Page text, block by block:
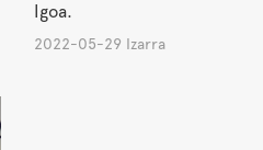
Igoa.
2022-05-29 Izarra